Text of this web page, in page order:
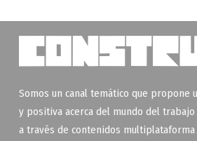
Somos un canal temático que propone
y positiva acerca del mundo del
a través de contenidos multiplataforma